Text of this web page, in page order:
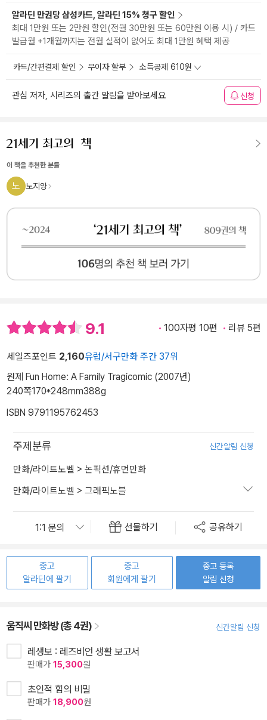
알라딘 만권당 삼성카드, 알라딘 15% 청구 할인
최대 1만원 또는 2만원 할인(전월 30만원 또는 60만원 이용 시) / 카드
발급월 +1개월까지는 전월 실적이 없어도 최대 1만원 혜택 제공
카드/간편결제 할인 무이자 할부 소득공제 610원
관심 저자, 시리즈의 출간 알림을 받아보세요 신청
이 책을 추천한 분들
노 노지양
9.1 100자평 10편 리뷰 5편
세일즈포인트 2,160유럽/서구만화 주간 37위
원제 Fun Home: A Family Tragicomic (2007년)
240쪽170*248mm388g
ISBN 9791195762453
주제분류 신간알림 신청
만화/라이트노벨 > 논픽션/휴먼만화
만화/라이트노벨 > 그래픽노블
선물하기 공유하기
중고
알라딘에 팔기
중고
회원에게 팔기
중고 등록
알림 신청
움직씨 만화방 (총 4권) 신간알림 신청
레생보 : 레즈비언 생활 보고서
판매가 15,300원
초인적 힘의 비밀
판매가 18,900원